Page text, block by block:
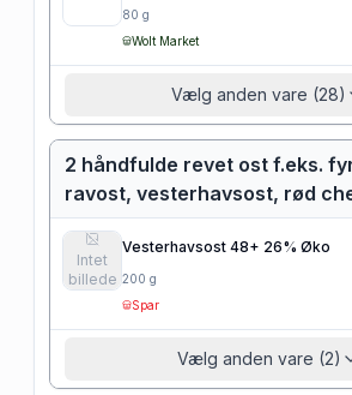
80 g
Wolt Market
Vælg anden vare (28)
2 håndfulde revet ost f.eks.
ravost, vesterhavsost, rød
Intet
billede
Vesterhavsost 48+ 26% Øko
200 g
Spar
Vælg anden vare (2)